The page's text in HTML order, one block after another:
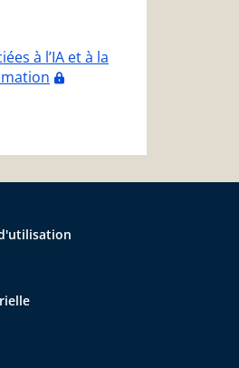
à l’IA et à la